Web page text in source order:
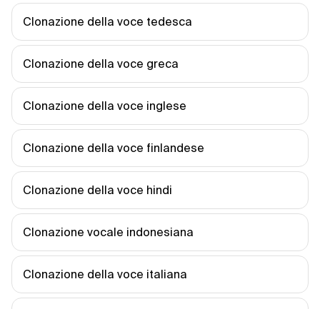
Clonazione della voce tedesca
Clonazione della voce greca
Clonazione della voce inglese
Clonazione della voce finlandese
Clonazione della voce hindi
Clonazione vocale indonesiana
Clonazione della voce italiana